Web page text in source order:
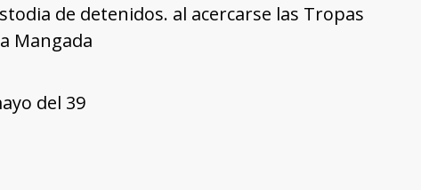
de detenidos. al acercarse las Tropas
Mangada
del 39